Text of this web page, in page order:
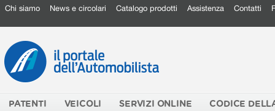
Chi siamo News e circolari Catalogo prodotti Assistenza Contatti
PATENTI VEICOLI SERVIZI ONLINE CODICE